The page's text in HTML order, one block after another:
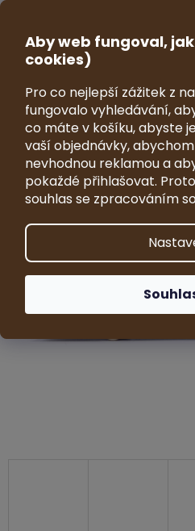
Aby web fungoval,
cookies)
Pro co nejlepší zážitek z
fungovalo vyhledávání,
co máte v košíku, abyste
vaší objednávky,
nevhodnou reklamou a
pokaždé přihlašovat.
souhlas se zpracováním
Přejít
obsah
Model autobusu
Průměrné
hodnocení
produktu
1 hodnocení Podrobnosti
Značka:VRKY - sběratelské